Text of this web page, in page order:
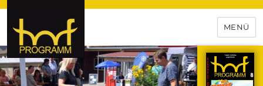
hof-programm – das
Veranstaltungsportal für
Hochfranken
MENÜ